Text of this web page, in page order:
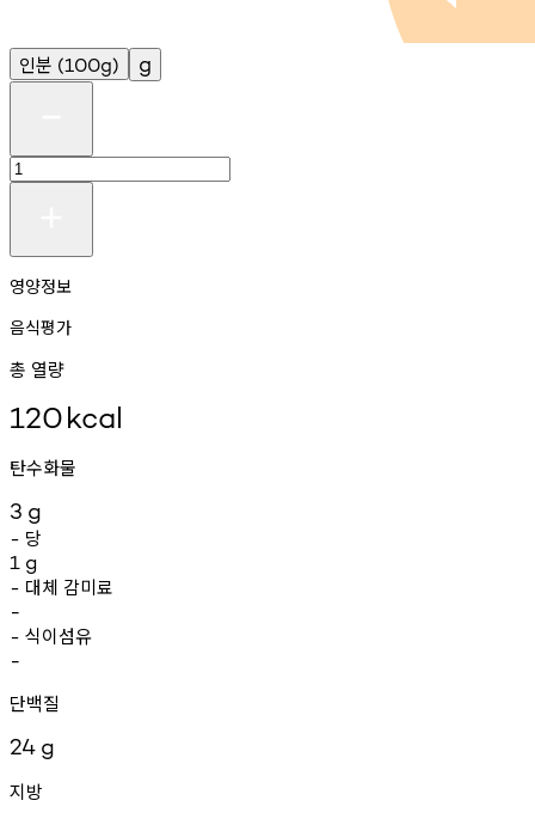
인분 (100g) g
영양정보
음식평가
총 열량
120kcal
탄수화물
3 g
- 당
1 g
- 대체 감미료
-
- 식이섬유
-
단백질
24 g
지방